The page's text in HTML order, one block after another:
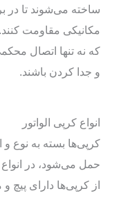
ساخته می‌شوند تا در
مکانیکی مقاومت
که نه تنها اتصال
و جدا کردن باشند.
انواع کرپی الواتور
کرپی‌ها بسته به نوع و
حمل می‌شود، در
از کرپی‌ها دارای پیچ